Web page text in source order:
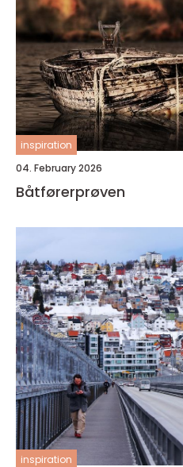
inspiration
04. February 2026
Båtførerprøven
inspiration